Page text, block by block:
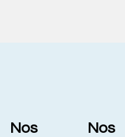
Nos
Nos